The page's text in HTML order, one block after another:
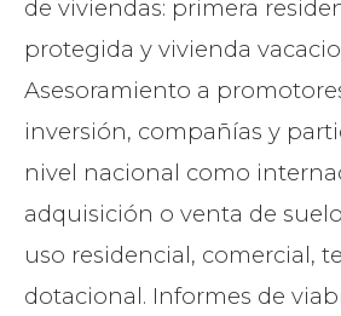
de viviendas: primera
protegida y vivienda
Asesoramiento a
inversión, compañías y
nivel nacional como
adquisición o venta de
uso residencial, comercial,
dotacional. Informes de